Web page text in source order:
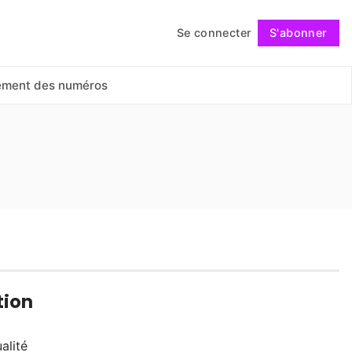
Se connecter S'abonner
des numéros
Suivre